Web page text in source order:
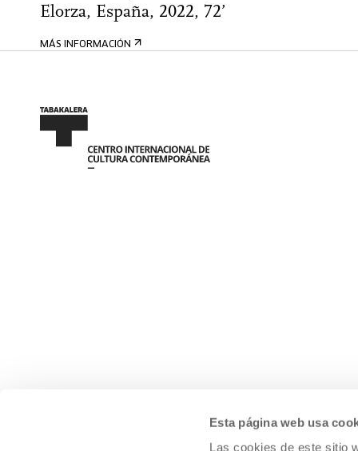
Esta página web usa
Las cookies de este sitio
Elorza, España, 2022, 72’
MÁS INFORMACIÓN